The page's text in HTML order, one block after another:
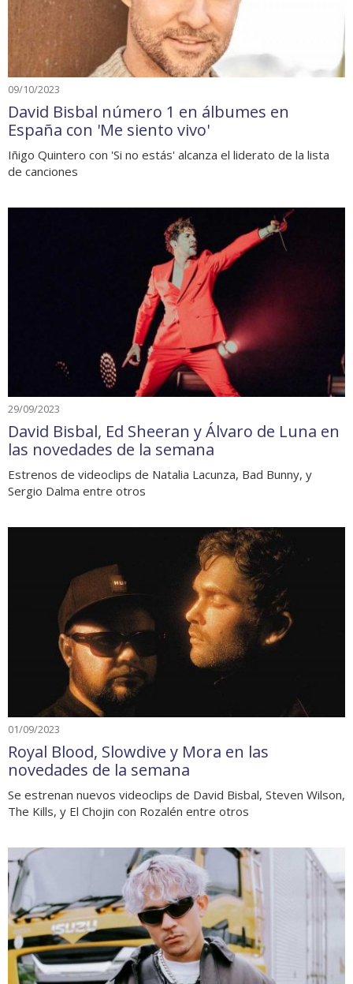
09/10/2023
David Bisbal número 1 en álbumes en
España con 'Me siento vivo'
Iñigo Quintero con 'Si no estás' alcanza el liderato de la lista
de canciones
29/09/2023
David Bisbal, Ed Sheeran y Álvaro de Luna en
las novedades de la semana
Estrenos de videoclips de Natalia Lacunza, Bad Bunny, y
Sergio Dalma entre otros
01/09/2023
Royal Blood, Slowdive y Mora en las
novedades de la semana
Se estrenan nuevos videoclips de David Bisbal, Steven Wilson,
The Kills, y El Chojin con Rozalén entre otros